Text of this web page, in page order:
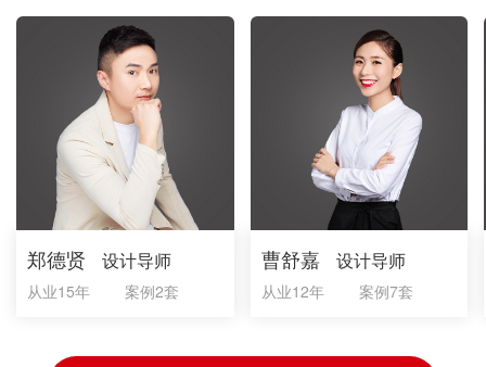
郑德贤 设计导师
从业15年 案例2套
曹舒嘉 设计导师
从业12年 案例7套